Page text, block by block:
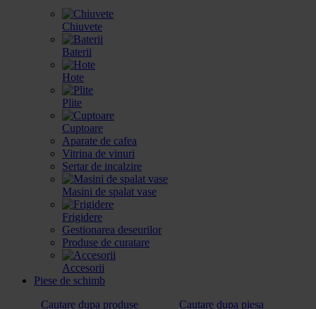
Chiuvete
Baterii
Hote
Plite
Cuptoare
Aparate de cafea
Vitrina de vinuri
Sertar de incalzire
Masini de spalat vase
Frigidere
Gestionarea deseurilor
Produse de curatare
Accesorii
Piese de schimb
Cautare dupa produse
Cautare dupa piesa